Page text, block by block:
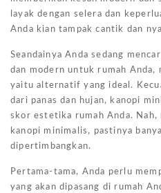
layak dengan selera dan
Anda kian tampak cantik dan
Seandainya Anda sedang
dan modern untuk rumah Anda,
yaitu alternatif yang ideal.
dari panas dan hujan, kanopi
skor estetika rumah Anda. Nah,
kanopi minimalis, pastinya
dipertimbangkan.
Pertama-tama, Anda perlu
yang akan dipasang di rumah